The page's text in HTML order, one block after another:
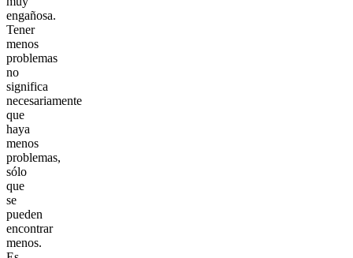
engañosa.
Tener
menos
problemas
no
significa
necesariamente
que
haya
menos
problemas,
sólo
que
se
pueden
encontrar
menos.